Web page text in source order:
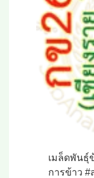
เมล็ดพันธุ์
การข้าว #